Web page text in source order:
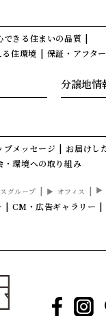
できる住まいの品質
住環境
保証・アフタ
分譲地情
プメッセージ
お届けし
・環境への取り組み
グループ オフィス
CM・広告ギャラリー
Facebook